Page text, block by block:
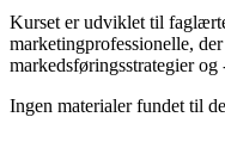
Kurset er udviklet til
marketingprofessionelle,
markedsføringsstrategier og
Ingen materialer fundet til